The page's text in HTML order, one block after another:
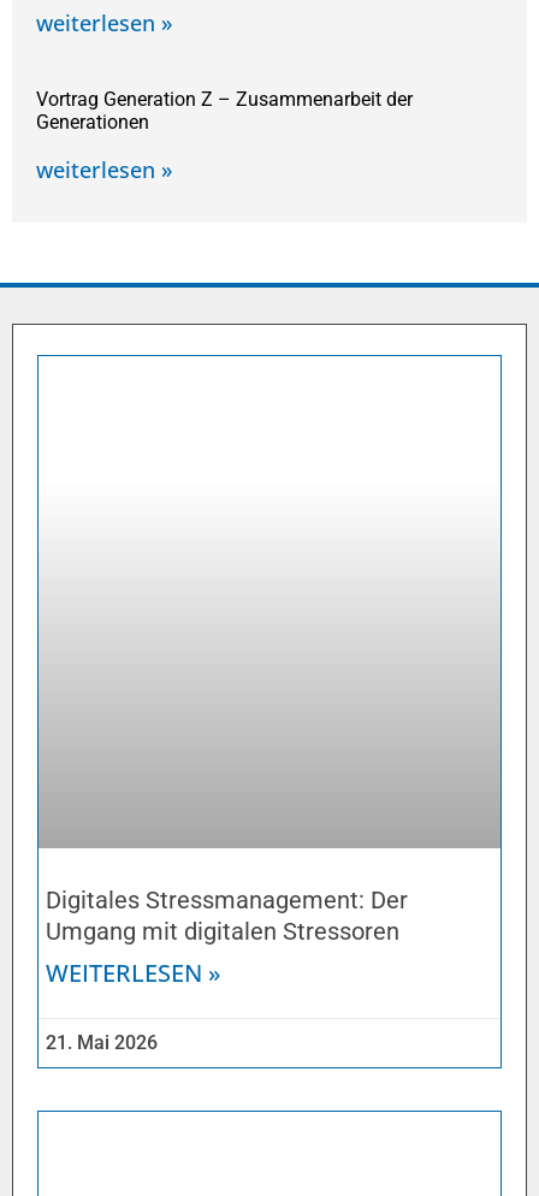
weiterlesen »
Vortrag Generation Z – Zusammenarbeit der
Generationen
weiterlesen »
Digitales Stressmanagement: Der
Umgang mit digitalen Stressoren
WEITERLESEN »
21. Mai 2026